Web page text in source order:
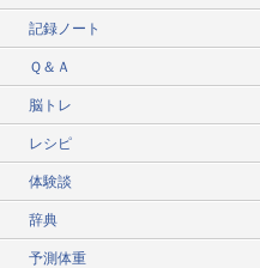
記録ノート
Ｑ＆Ａ
脳トレ
レシピ
体験談
辞典
予測体重